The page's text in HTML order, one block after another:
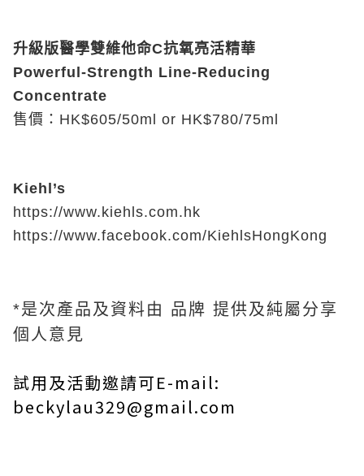
升級版醫學雙維他命C抗氧亮活精華
Powerful-Strength Line-Reducing
Concentrate
售價：HK$605/50ml or HK$780/75ml
Kiehl’s
https://www.kiehls.com.hk
https://www.facebook.com/KiehlsHongKong
*是次產品及資料由 品牌 提供及純屬分享
個人意見
試用及活動邀請可E-mail:
beckylau329@gmail.com